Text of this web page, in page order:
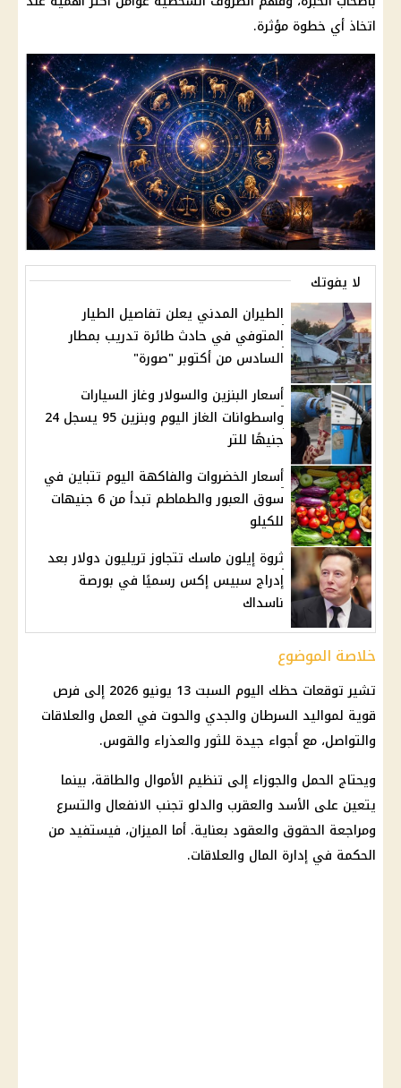
اتخاذ أي خطوة مؤثرة.
لا يفوتك
الطيران المدني يعلن تفاصيل الطيار
المتوفي في حادث طائرة تدريب بمطار
السادس من أكتوبر "صورة"
أسعار البنزين والسولار وغاز السيارات
واسطوانات الغاز اليوم وبنزين 95 يسجل 24
جنيهًا للتر
أسعار الخضروات والفاكهة اليوم تتباين في
سوق العبور والطماطم تبدأ من 6 جنيهات
للكيلو
ثروة إيلون ماسك تتجاوز تريليون دولار بعد
إدراج سبيس إكس رسميًا في بورصة
ناسداك
خلاصة الموضوع
تشير توقعات حظك اليوم السبت 13 يونيو 2026 إلى فرص
قوية لمواليد السرطان والجدي والحوت في العمل والعلاقات
والتواصل، مع أجواء جيدة للثور والعذراء والقوس.
ويحتاج الحمل والجوزاء إلى تنظيم الأموال والطاقة، بينما
يتعين على الأسد والعقرب والدلو تجنب الانفعال والتسرع
ومراجعة الحقوق والعقود بعناية. أما الميزان، فيستفيد من
الحكمة في إدارة المال والعلاقات.